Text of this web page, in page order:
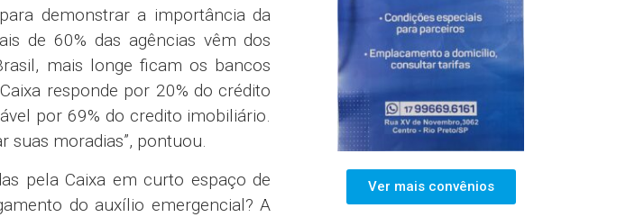
demonstrar a importância da
de 60% das agências vêm dos
mais longe ficam os bancos
responde por 20% do crédito
por 69% do credito imobiliário.
suas moradias”, pontuou.
pela Caixa em curto espaço de
do auxílio emergencial? A
Ver mais convênios